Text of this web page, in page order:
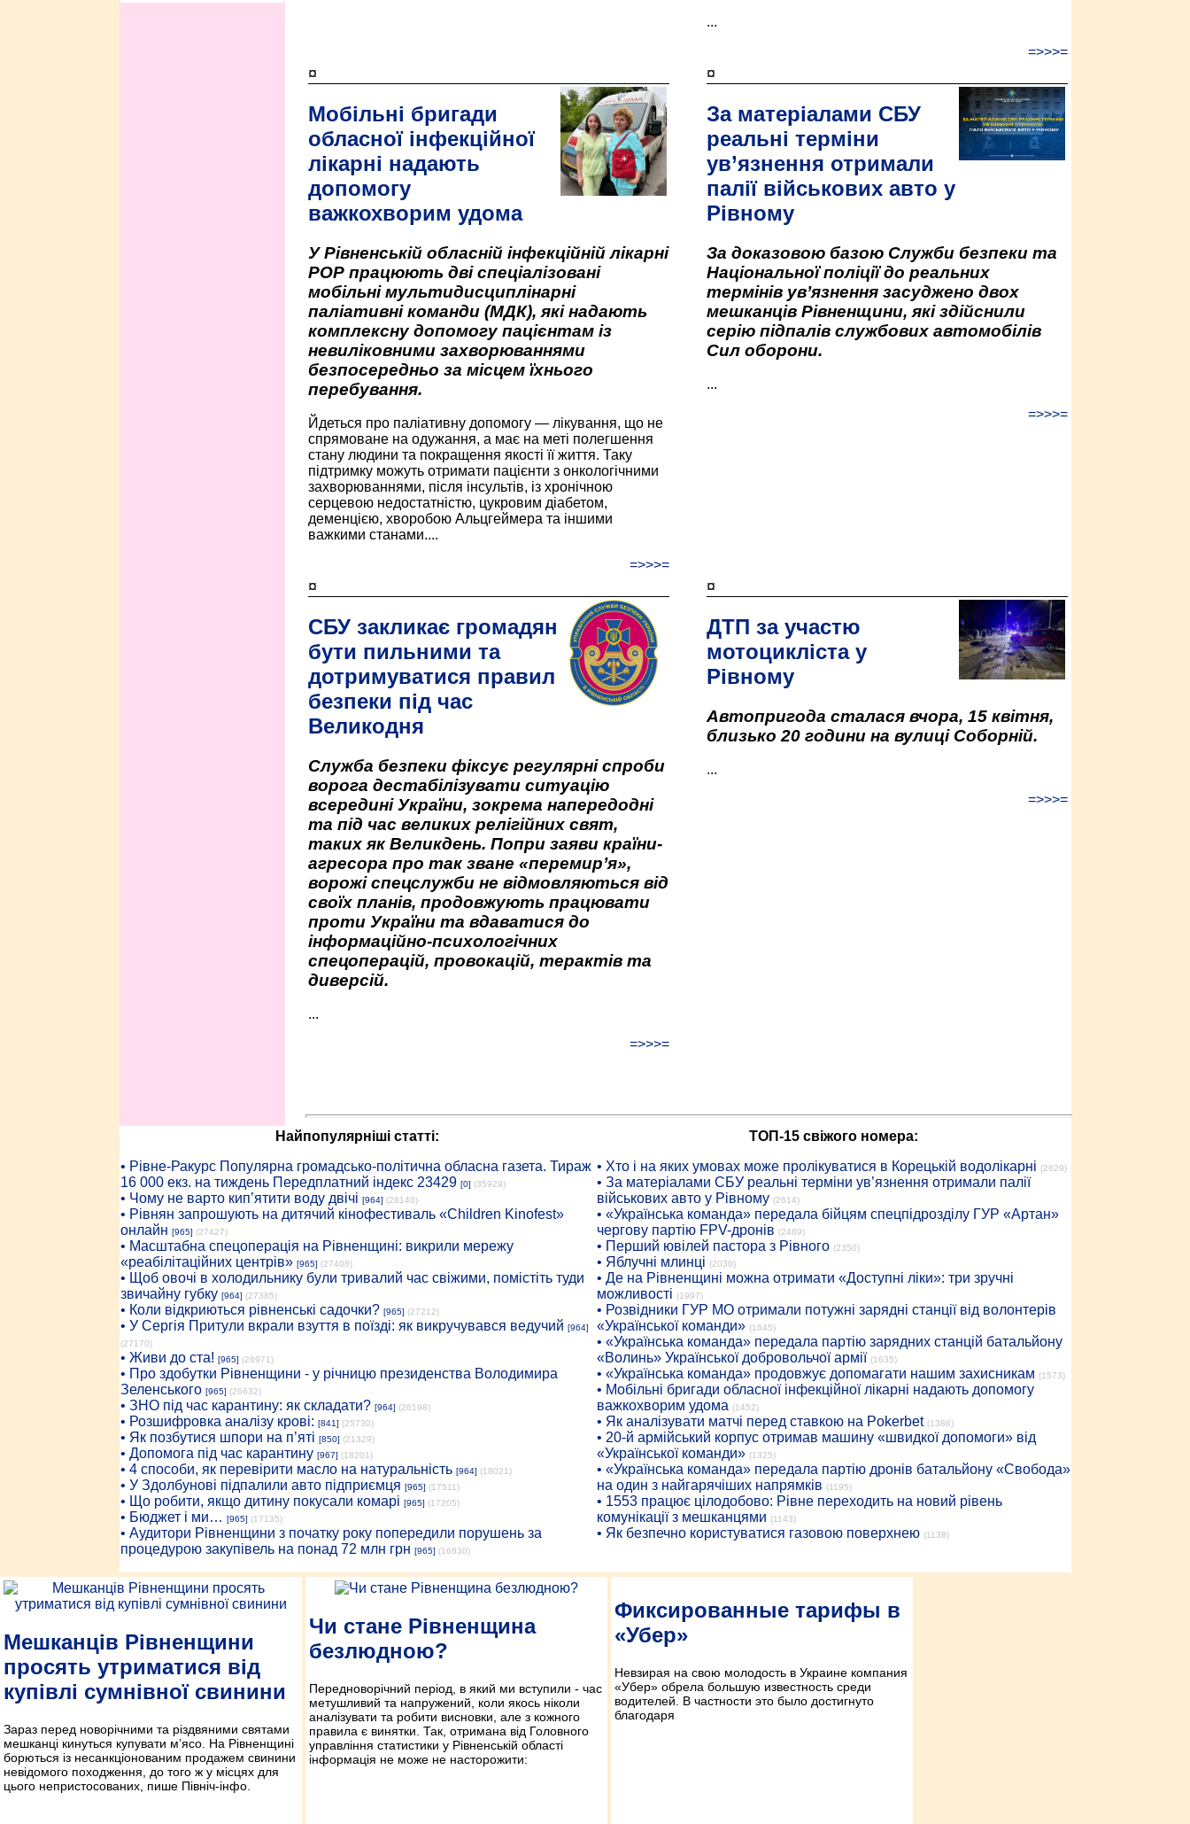
...
=>>>=
¤
Мобільні бригади
обласної інфекційної
лікарні надають
допомогу
важкохворим удома
У Рівненській обласній інфекційній лікарні
РОР працюють дві спеціалізовані
мобільні мультидисциплінарні
паліативні команди (МДК), які надають
комплексну допомогу пацієнтам із
невиліковними захворюваннями
безпосередньо за місцем їхнього
перебування.
Йдеться про паліативну допомогу — лікування, що не
спрямоване на одужання, а має на меті полегшення
стану людини та покращення якості її життя. Таку
підтримку можуть отримати пацієнти з онкологічними
захворюваннями, після інсультів, із хронічною
серцевою недостатністю, цукровим діабетом,
деменцією, хворобою Альцгеймера та іншими
важкими станами....
=>>>=
¤
За матеріалами СБУ
реальні терміни
ув’язнення отримали
палії військових авто у
Рівному
За доказовою базою Служби безпеки та
Національної поліції до реальних
термінів ув’язнення засуджено двох
мешканців Рівненщини, які здійснили
серію підпалів службових автомобілів
Сил оборони.
...
=>>>=
¤
СБУ закликає громадян
бути пильними та
дотримуватися правил
безпеки під час
Великодня
Служба безпеки фіксує регулярні спроби
ворога дестабілізувати ситуацію
всередині України, зокрема напередодні
та під час великих релігійних свят,
таких як Великдень. Попри заяви країни-
агресора про так зване «перемир’я»,
ворожі спецслужби не відмовляються від
своїх планів, продовжують працювати
проти України та вдаватися до
інформаційно-психологічних
спецоперацій, провокацій, терактів та
диверсій.
...
=>>>=
¤
ДТП за участю
мотоцикліста у
Рівному
Автопригода сталася вчора, 15 квітня,
близько 20 години на вулиці Соборній.
...
=>>>=
Найпопулярніші статті:
• Рiвне-Ракурс Популярна громадсько-політична обласна газета. Тираж
16 000 екз. на тиждень Передплатний індекс 23429 [0] (35929)
• Чому не варто кип’ятити воду двічі [964] (28140)
• Рівнян запрошують на дитячий кінофестиваль «Children Kinofest»
онлайн [965] (27427)
• Масштабна спецоперація на Рівненщині: викрили мережу
«реабілітаційних центрів» [965] (27408)
• Щоб овочі в холодильнику були тривалий час свіжими, помістіть туди
звичайну губку [964] (27385)
• Коли відкриються рівненські садочки? [965] (27212)
• У Сергія Притули вкрали взуття в поїзді: як викручувався ведучий [964]
(27170)
• Живи до ста! [965] (26971)
• Про здобутки Рівненщини - у річницю президенства Володимира
Зеленського [965] (26632)
• ЗНО під час карантину: як складати? [964] (26198)
• Розшифровка аналізу крові: [841] (25730)
• Як позбутися шпори на п’яті [850] (21329)
• Допомога під час карантину [967] (18201)
• 4 способи, як перевірити масло на натуральність [964] (18021)
• У Здолбунові підпалили авто підприємця [965] (17511)
• Що робити, якщо дитину покусали комарі [965] (17205)
• Бюджет і ми… [965] (17135)
• Аудитори Рівненщини з початку року попередили порушень за
процедурою закупівель на понад 72 млн грн [965] (16830)
ТОП-15 свіжого номера:
• Хто і на яких умовах може пролікуватися в Корецькій водолікарні (2629)
• За матеріалами СБУ реальні терміни ув’язнення отримали палії
військових авто у Рівному (2614)
• «Українська команда» передала бійцям спецпідрозділу ГУР «Артан»
чергову партію FPV-дронів (2489)
• Перший ювілей пастора з Рівного (2350)
• Яблучні млинці (2030)
• Де на Рівненщині можна отримати «Доступні ліки»: три зручні
можливості (1997)
• Розвідники ГУР МО отримали потужні зарядні станції від волонтерів
«Української команди» (1645)
• «Українська команда» передала партію зарядних станцій батальйону
«Волинь» Української добровольчої армії (1635)
• «Українська команда» продовжує допомагати нашим захисникам (1573)
• Мобільні бригади обласної інфекційної лікарні надають допомогу
важкохворим удома (1452)
• Як аналізувати матчі перед ставкою на Pokerbet (1386)
• 20-й армійський корпус отримав машину «швидкої допомоги» від
«Української команди» (1325)
• «Українська команда» передала партію дронів батальйону «Свобода»
на один з найгарячіших напрямків (1195)
• 1553 працює цілодобово: Рівне переходить на новий рівень
комунікації з мешканцями (1143)
• Як безпечно користуватися газовою поверхнею (1138)
Мешканців Рівненщини
просять утриматися від
купівлі сумнівної свинини
Зараз перед новорічними та різдвяними святами
мешканці кинуться купувати м’ясо. На Рівненщині
борються із несанкціонованим продажем свинини
невідомого походження, до того ж у місцях для
цього непристосованих, пише Північ-інфо.
Чи стане Рівненщина
безлюдною?
Передноворічний період, в який ми вступили - час
метушливий та напружений, коли якось ніколи
аналізувати та робити висновки, але з кожного
правила є винятки. Так, отримана від Головного
управління статистики у Рівненській області
інформація не може не насторожити:
Фиксированные тарифы в
«Убер»
Невзирая на свою молодость в Украине компания
«Убер» обрела большую известность среди
водителей. В частности это было достигнуто
благодаря